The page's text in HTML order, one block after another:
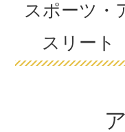
スポーツ・
スリート